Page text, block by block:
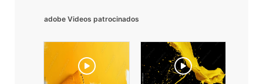
adobe Videos patrocinados